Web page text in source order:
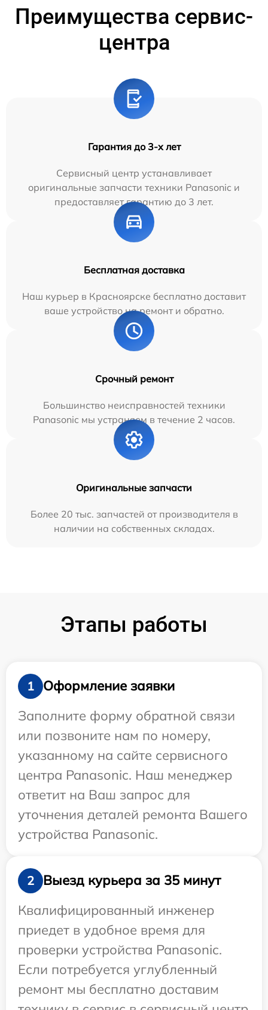
Преимущества сервис-
центра
Гарантия до 3-х лет
Сервисный центр устанавливает
оригинальные запчасти техники Panasonic и
предоставляет гарантию до 3 лет.
Бесплатная доставка
Наш курьер в Красноярске бесплатно доставит
ваше устройство на ремонт и обратно.
Срочный ремонт
Большинство неисправностей техники
Panasonic мы устраняем в течение 2 часов.
Оригинальные запчасти
Более 20 тыс. запчастей от производителя в
наличии на собственных складах.
Этапы работы
1
Оформление заявки
Заполните форму обратной связи
или позвоните нам по номеру,
указанному на сайте сервисного
центра Panasonic. Наш менеджер
ответит на Ваш запрос для
уточнения деталей ремонта Вашего
устройства Panasonic.
2
Выезд курьера за 35 минут
Квалифицированный инженер
приедет в удобное время для
проверки устройства Panasonic.
Если потребуется углубленный
ремонт мы бесплатно доставим